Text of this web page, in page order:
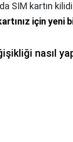
SIM kartın
için
nasıl